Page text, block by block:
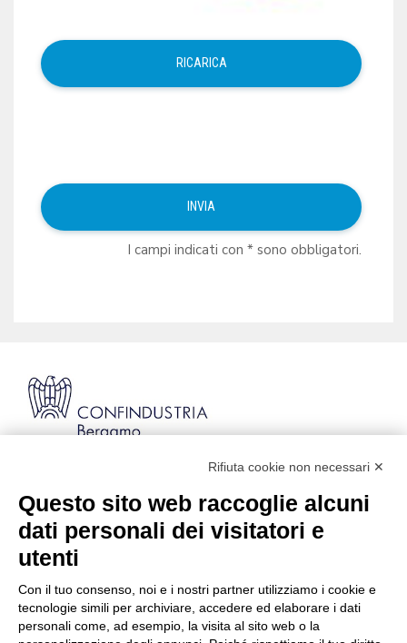
I campi indicati con * sono obbligatori.
Codice Fiscale: 80021750163 | PEC:
info@pec.confindustriabergamo.it
CONFINDUSTRIA BERGAMO
Rifiuta cookie non necessari ✕
Questo sito web raccoglie alcuni
dati personali dei visitatori e
utenti
Con il tuo consenso, noi e i nostri partner utilizziamo i cookie e
tecnologie simili per archiviare, accedere ed elaborare i dati
personali come, ad esempio, la visita al sito web o la